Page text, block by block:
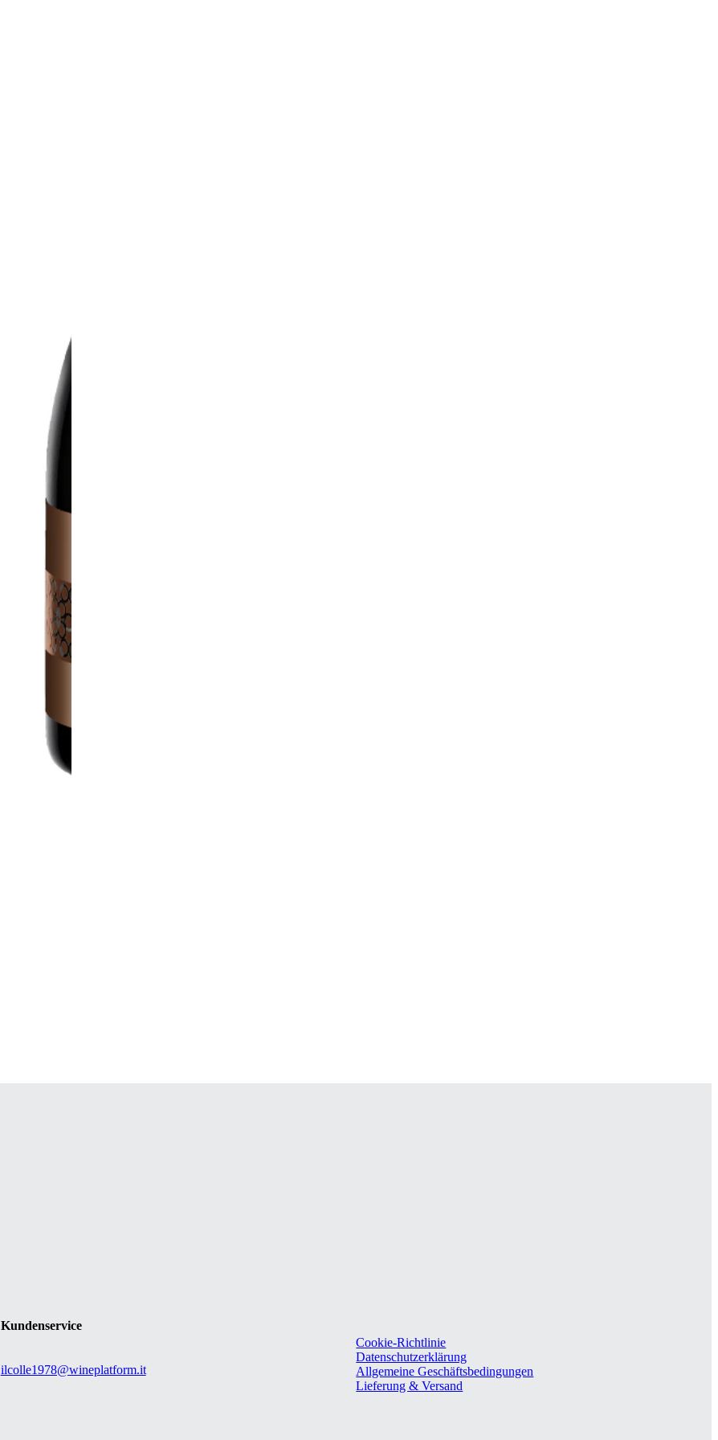
Kundenservice
ilcolle1978@wineplatform.it
Cookie-Richtlinie
Datenschutzerklärung
Allgemeine Geschäftsbedingungen
Lieferung & Versand